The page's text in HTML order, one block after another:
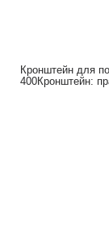
Кронштейн для
400Кронштейн: